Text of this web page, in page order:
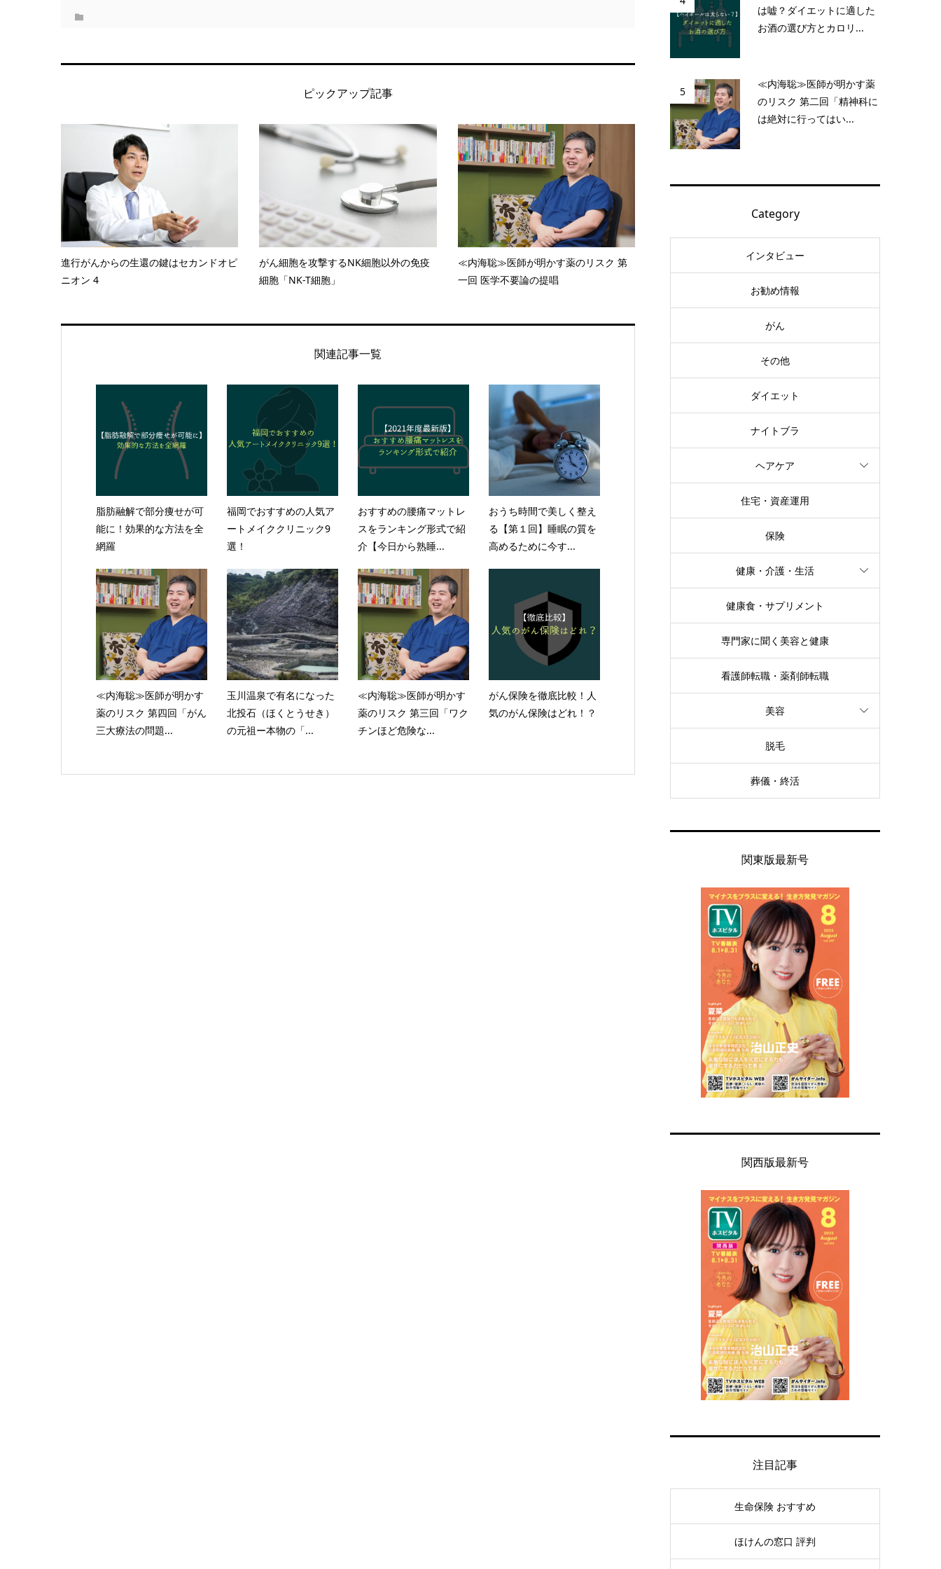
ピックアップ記事
進行がんからの生還の鍵はセカンドオピ
ニオン 4
がん細胞を攻撃するNK細胞以外の免疫
細胞「NK-T細胞」
≪内海聡≫医師が明かす薬のリスク 第
一回 医学不要論の提唱
関連記事一覧
脂肪融解で部分痩せが可
能に！効果的な方法を全
網羅
福岡でおすすめの人気ア
ートメイククリニック9
選！
おすすめの腰痛マットレ
スをランキング形式で紹
介【今日から熟睡...
おうち時間で美しく整え
る【第１回】睡眠の質を
高めるために今す...
≪内海聡≫医師が明かす
薬のリスク 第四回「がん
三大療法の問題...
玉川温泉で有名になった
北投石（ほくとうせき）
の元祖ー本物の「...
≪内海聡≫医師が明かす
薬のリスク 第三回「ワク
チンほど危険な...
がん保険を徹底比較！人
気のがん保険はどれ！？
は嘘？ダイエットに適した
お酒の選び方とカロリ...
5
≪内海聡≫医師が明かす薬
のリスク 第二回「精神科に
は絶対に行ってはい...
Category
インタビュー
お勧め情報
がん
その他
ダイエット
ナイトブラ
ヘアケア
住宅・資産運用
保険
健康・介護・生活
健康食・サプリメント
専門家に聞く美容と健康
看護師転職・薬剤師転職
美容
脱毛
葬儀・終活
関東版最新号
関西版最新号
注目記事
生命保険 おすすめ
ほけんの窓口 評判